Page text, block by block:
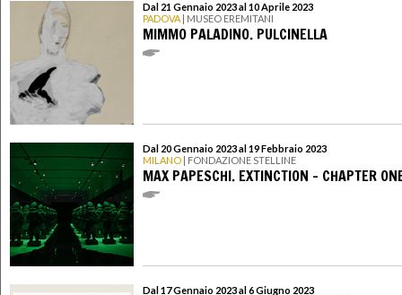
Dal 21 Gennaio 2023 al 10 Aprile 2023
PADOVA | MUSEO EREMITANI
MIMMO PALADINO. PULCINELLA
Dal 20 Gennaio 2023 al 19 Febbraio 2023
MILANO | FONDAZIONE STELLINE
MAX PAPESCHI. EXTINCTION - CHAPTER
Dal 17 Gennaio 2023 al 6 Giugno 2023